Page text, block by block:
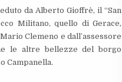
da Alberto Gioffrè, il “San
Militano, quello di Gerace,
Clemeno e dall’assessore
le altre bellezze del borgo
Campanella.